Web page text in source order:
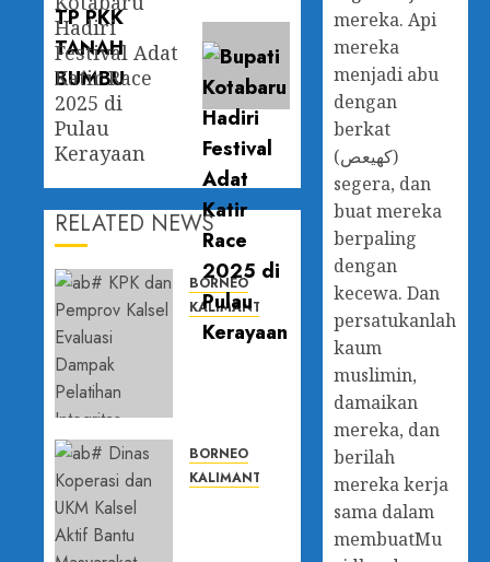
Hadiri
Festival Adat
Katir Race
2025 di
Pulau
Kerayaan
RELATED NEWS
BORNEO
KALIMANTAN SELATAN
KPK dan
Pelatihan
Integritas,
BORNEO
KALIMANTAN SELATAN
mereka. Api
mereka
menjadi abu
dengan
berkat
(كهيعص)
segera, dan
buat mereka
berpaling
dengan
kecewa. Dan
persatukanlah
kaum
muslimin,
damaikan
mereka, dan
berilah
mereka kerja
sama dalam
membuatMu